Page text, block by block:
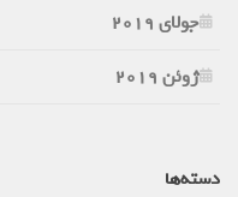
جولای 2019
ژوئن 2019
دسته‌ها